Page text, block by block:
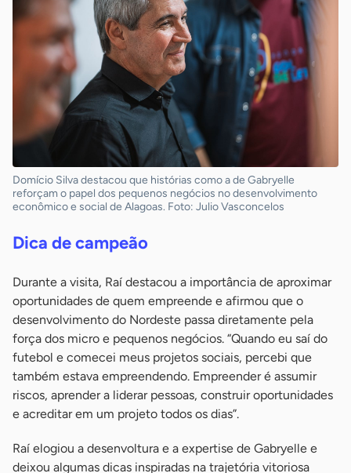
Domício Silva destacou que histórias como a de Gabryelle
reforçam o papel dos pequenos negócios no desenvolvimento
econômico e social de Alagoas. Foto: Julio Vasconcelos
Dica de campeão
Durante a visita, Raí destacou a importância de aproximar
oportunidades de quem empreende e afirmou que o
desenvolvimento do Nordeste passa diretamente pela
força dos micro e pequenos negócios. “Quando eu saí do
futebol e comecei meus projetos sociais, percebi que
também estava empreendendo. Empreender é assumir
riscos, aprender a liderar pessoas, construir oportunidades
e acreditar em um projeto todos os dias”.
Raí elogiou a desenvoltura e a expertise de Gabryelle e
deixou algumas dicas inspiradas na trajetória vitoriosa